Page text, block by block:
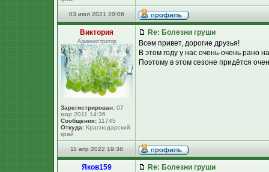
03 июл 2021 20:06
Виктория
Администратор
Зарегистрирован: 07
мар 2011 14:36
Сообщения: 11745
Откуда: Краснодарский
край
Re: Болезни груши
Всем привет, дорогие друзья!
В этом году у нас очень-очень рано
Поэтому в этом сезоне придётся
11 апр 2022 19:38
Яков159
Re: Болезни груши